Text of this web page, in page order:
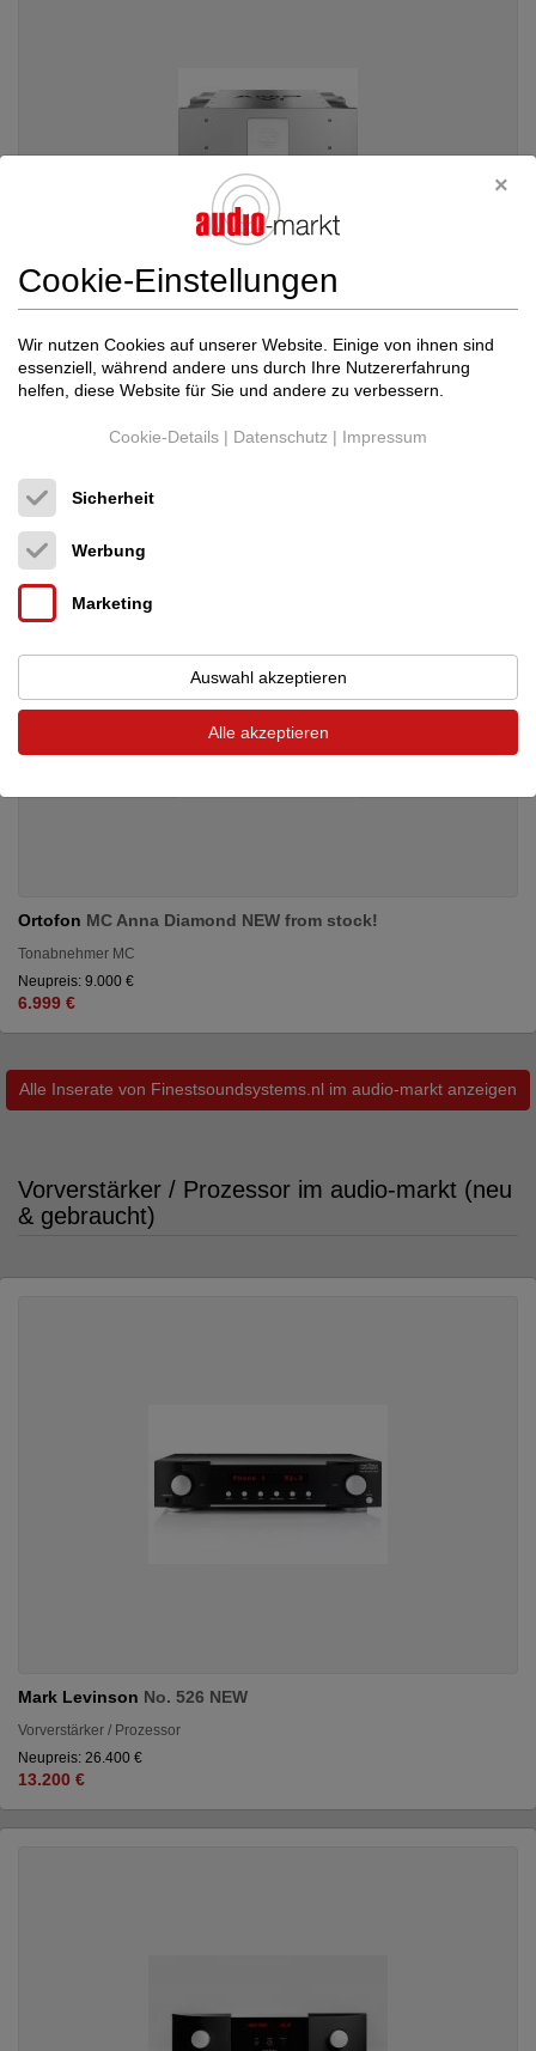
Accustic Artsstereo AMP VI demo
Transistor-Endverstärker
Neupreis: 55.900 €
Ortofon MC Anna Diamond NEW from stock!
Tonabnehmer MC
Neupreis: 9.000 €
6.999 €
Alle Inserate von Finestsoundsystems.nl im audio-markt anzeigen
Vorverstärker / Prozessor im audio-markt (neu
& gebraucht)
Mark Levinson No. 526 NEW
Vorverstärker / Prozessor
Neupreis: 26.400 €
13.200 €
Cookie-Einstellungen
Wir nutzen Cookies auf unserer Website. Einige von ihnen sind
essenziell, während andere uns durch Ihre Nutzererfahrung
helfen, diese Website für Sie und andere zu verbessern.
Cookie-Details | Datenschutz | Impressum
Sicherheit
Werbung
Marketing
Auswahl akzeptieren
Alle akzeptieren